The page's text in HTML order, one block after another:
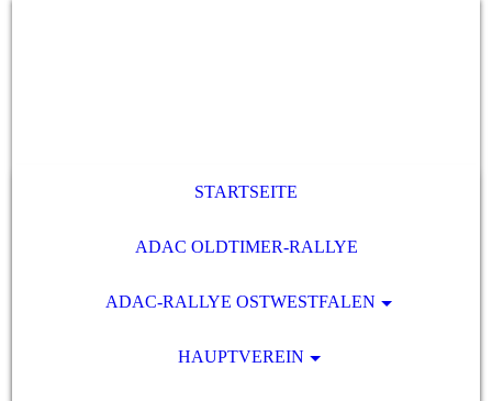
STARTSEITE
ADAC OLDTIMER-RALLYE
ADAC-RALLYE OSTWESTFALEN
HAUPTVEREIN